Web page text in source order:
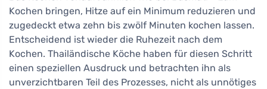
Kochen bringen, Hitze auf ein Minimum reduzieren und
zugedeckt etwa zehn bis zwölf Minuten kochen lassen.
Entscheidend ist wieder die Ruhezeit nach dem
Kochen. Thailändische Köche haben für diesen Schritt
einen speziellen Ausdruck und betrachten ihn als
unverzichtbaren Teil des Prozesses, nicht als unnötiges